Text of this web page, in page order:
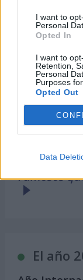
I want to
Personal
Opted In
I want to
Retention,
Personal
Purposes
Opted Out
Data
Famosos
El año